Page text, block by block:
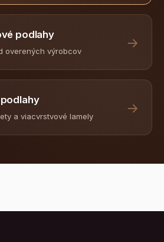
podlahy
overených výrobcov
→
a viacvrstvové lamely
→